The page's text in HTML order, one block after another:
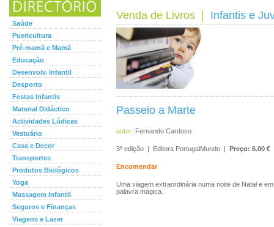
Saúde
Puericultura
Pré-mamã e Mamã
Educação
Desenvolv. Infantil
Desporto
Festas Infantis
Material Didáctico
Actividades Lúdicas
Vestuário
Casa e Decor
Transportes
Produtos Biológicos
Yoga
Massagem Infantil
Seguros e Finanças
Viagens e Lazer
Venda de Livros Infantis e
Passeio a Marte
autor: Fernando Cardoso
3ª edição | Editora PortugalMundo | Preço: 6.00 €
Encomendar
Uma viagem extraordinária numa noite de Natal e
palavra mágica.